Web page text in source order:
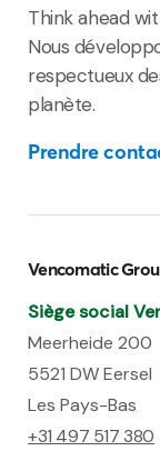
Think ahead
Nous
respectueux
planète.
Prendre
Vencomatic
Siège social
Meerheide 200
5521 DW Eersel
Les Pays-Bas
+31 497 517 380